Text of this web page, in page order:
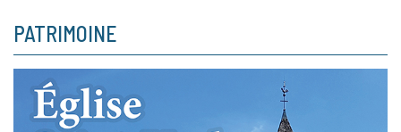
PATRIMOINE